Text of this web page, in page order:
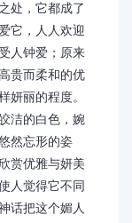
处，它都成了
它，人人欢迎
人钟爱；原来
贵而柔和的优
妍丽的程度。
洁的白色，婉
然忘形的姿
赏优雅与妍美
人觉得它不同
话把这个媚人